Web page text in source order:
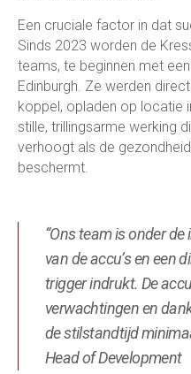
Een cruciale factor in dat
Sinds 2023 worden de
teams, te beginnen met
Edinburgh. Ze werden
koppel, opladen op locatie
stille, trillingsarme werking
verhoogt als de
beschermt.
“Ons team is onder
van de accu’s en een
trigger indrukt. De
verwachtingen en
de stilstandtijd
Head of Development